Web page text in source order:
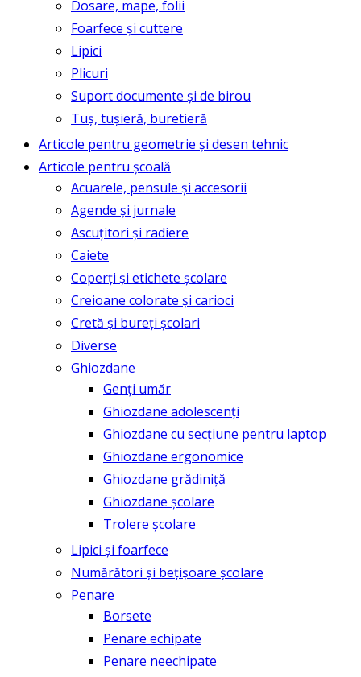
Dosare, mape, folii
Foarfece și cuttere
Lipici
Plicuri
Suport documente și de birou
Tuș, tușieră, buretieră
Articole pentru geometrie și desen tehnic
Articole pentru școală
Acuarele, pensule și accesorii
Agende și jurnale
Ascuțitori și radiere
Caiete
Coperți și etichete școlare
Creioane colorate și carioci
Cretă și bureți școlari
Diverse
Ghiozdane
Genți umăr
Ghiozdane adolescenți
Ghiozdane cu secțiune pentru laptop
Ghiozdane ergonomice
Ghiozdane grădiniță
Ghiozdane școlare
Trolere școlare
Lipici și foarfece
Numărători și bețișoare școlare
Penare
Borsete
Penare echipate
Penare neechipate